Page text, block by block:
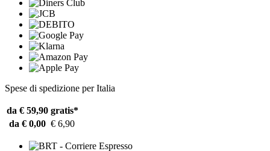
Spese di spedizione per Italia
da € 59,90 gratis*
da € 0,00 € 6,90